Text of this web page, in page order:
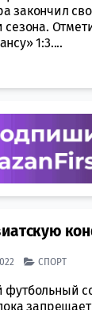
закончил
сезона.
1:3....
СПОРТ